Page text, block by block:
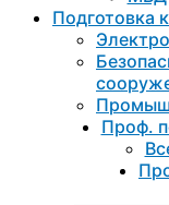
Подготовка
Проф.